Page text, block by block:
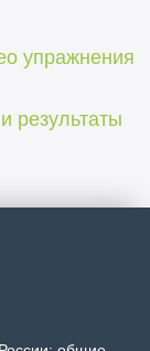
упражнения
результаты